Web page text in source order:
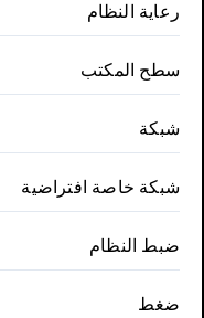
رعاية النظام
سطح المكتب
شبكة
شبكة خاصة افتراضية
ضبط النظام
ضغط